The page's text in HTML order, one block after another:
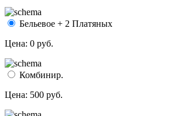
Бельевое + 2 Платяных
Цена: 0 руб.
Комбинир.
Цена: 500 руб.